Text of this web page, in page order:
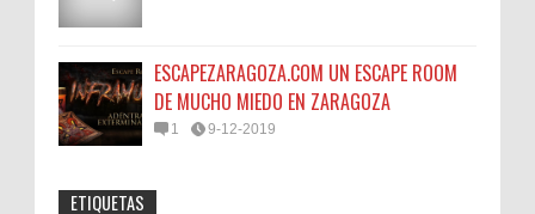
ESCAPEZARAGOZA.COM UN ESCAPE ROOM
DE MUCHO MIEDO EN ZARAGOZA
1 9-12-2019
ETIQUETAS